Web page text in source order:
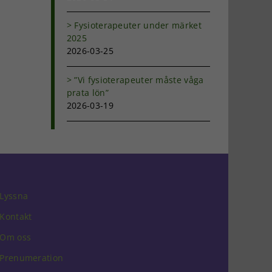
Fysioterapeuter under märket
2025
2026-03-25
”Vi fysioterapeuter måste våga
prata lön”
2026-03-19
Lyssna
Kontakt
Om oss
Prenumeration